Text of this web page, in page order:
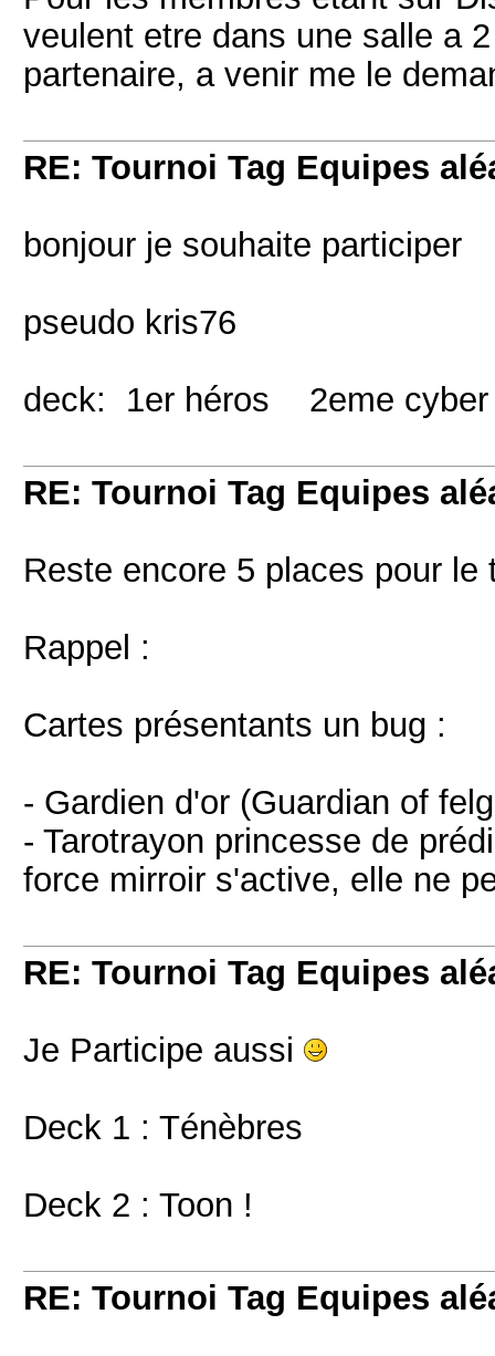
veulent etre dans une salle a
partenaire, a venir me le
RE: Tournoi Tag Equipes
bonjour je souhaite participer
pseudo kris76
deck: 1er héros 2eme cyber
RE: Tournoi Tag Equipes
Reste encore 5 places pour le
Rappel :
Cartes présentants un bug :
- Gardien d'or (Guardian of
- Tarotrayon princesse de
force mirroir s'active, elle ne
RE: Tournoi Tag Equipes
Je Participe aussi
Deck 1 : Ténèbres
Deck 2 : Toon !
RE: Tournoi Tag Equipes